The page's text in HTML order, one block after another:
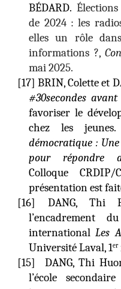
BÉDARD.
de 2024 : les
elles un rôle
informations ?,
mai 2025.
[17] BRIN, Colette et
#30secondes
favoriser le
chez les
démocratique :
pour répondre
Colloque
présentation est
[16] DANG, Thi
l’encadrement
internationalLes
Université Laval, 1er
[15] DANG, Thi
l’école